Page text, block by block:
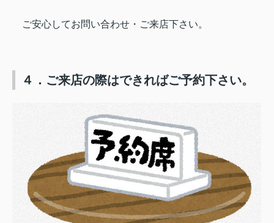
ご安心してお問い合わせ・ご来店下さい。
４．ご来店の際はできればご予約下さい。